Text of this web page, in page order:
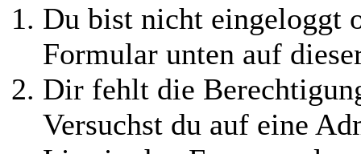
Du bist nicht eingeloggt
Formular unten auf
Dir fehlt die
Versuchst du auf eine